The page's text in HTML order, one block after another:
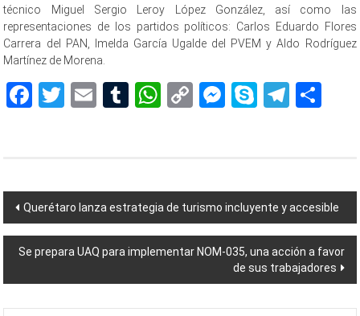
técnico Miguel Sergio Leroy López González, así como las
representaciones de los partidos políticos: Carlos Eduardo Flores
Carrera del PAN, Imelda García Ugalde del PVEM y Aldo Rodríguez
Martínez de Morena.
Facebook
Twitter
EmailTumblr
WhatsApp
CopyMessenger
Skype
Navegación
de
entradas
Querétaro lanza estrategia de turismo incluyente y accesible
Se prepara UAQ para implementar NOM-035, una acción a favor
de sus trabajadores